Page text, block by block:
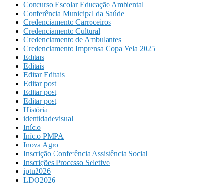
Concurso Escolar Educação Ambiental
Conferência Municipal da Saúde
Credenciamento Carroceiros
Credenciamento Cultural
Credenciamento de Ambulantes
Credenciamento Imprensa Copa Vela 2025
Editais
Editais
Editar Editais
Editar post
Editar post
Editar post
História
identidadevisual
Início
Início PMPA
Inova Agro
Inscrição Conferência Assistência Social
Inscrições Processo Seletivo
iptu2026
LDO2026